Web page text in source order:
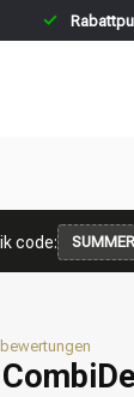
code: